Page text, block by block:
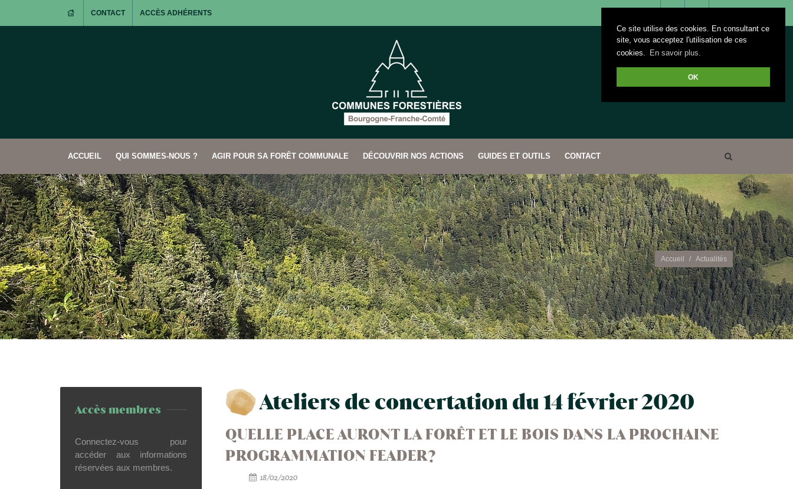
Ce site utilise des cookies. En consultant ce
site, vous acceptez l'utilisation de ces
cookies.
En savoir plus.
OK
CONTACT ACCÈS ADHÉRENTS
FacebookTwitter +33(0)3
ACCUEIL QUI SOMMES-NOUS ? AGIR POUR SA FORÊT COMMUNALE DÉCOUVRIR NOS ACTIONS GUIDES ET OUTILS CONTACT
Accueil Actualités
Ateliers de concertation du 14 février 2020
QUELLE PLACE AURONT LA FORÊT ET LE BOIS DANS LA PROCHAINE
PROGRAMMATION FEADER?
18/02/2020
Accès membres
Connectez-vous pour
accéder aux informations
réservées aux membres.